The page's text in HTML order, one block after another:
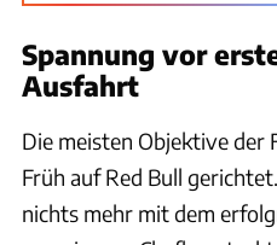
Spannung vor
Ausfahrt
Die meisten Objektive der
Früh auf Red Bull
nichts mehr mit dem